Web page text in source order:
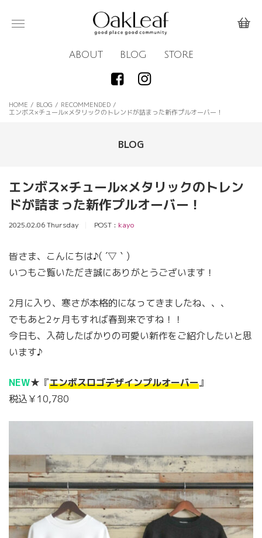
ABOUT BLOG STORE
HOME / BLOG / RECOMMENDED /
エンボス×チュール×メタリックのトレンドが詰まった新作プルオーバー！
BLOG
エンボス×チュール×メタリックのトレン
ドが詰まった新作プルオーバー！
2025.02.06 Thursday POST : kayo
皆さま、こんにちは♪( ´▽｀)
いつもご覧いただき誠にありがとうございます！
2月に入り、寒さが本格的になってきましたね、、、
でもあと2ヶ月もすれば春到来ですね！！
今日も、入荷したばかりの可愛い新作をご紹介したいと思
います♪
NEW★『エンボスロゴデザインプルオーバー』
税込￥10,780